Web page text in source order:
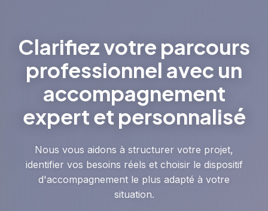
Clarifiez votre parcours
professionnel avec un
accompagnement
expert et personnalisé
Nous vous aidons à structurer votre projet,
identifier vos besoins réels et choisir le dispositif
d'accompagnement le plus adapté à votre
situation.